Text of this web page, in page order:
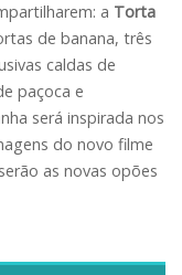
a Torta
de banana, três
caldas de
paçoca e
será inspirada nos
do novo filme
as novas opões